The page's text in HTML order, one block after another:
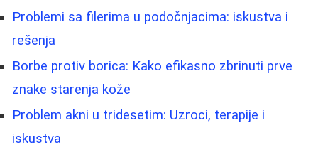
Problemi sa filerima u podočnjacima: iskustva i
rešenja
Borbe protiv borica: Kako efikasno zbrinuti prve
znake starenja kože
Problem akni u tridesetim: Uzroci, terapije i
iskustva